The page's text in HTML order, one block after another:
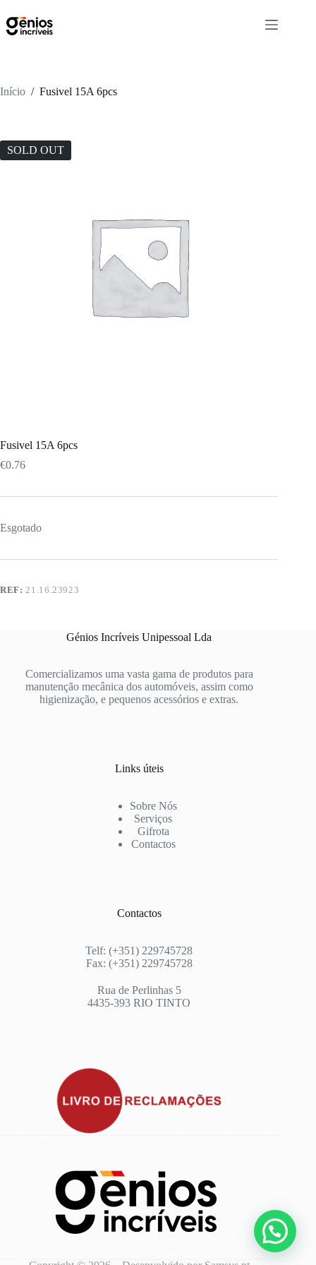
Início / Fusivel 15A 6pcs
SOLD OUT
Fusivel 15A 6pcs
€0.76
Esgotado
REF: 21.16.23923
Génios Incríveis Unipessoal Lda
Comercializamos uma vasta gama de produtos para
manutenção mecânica dos automóveis, assim como
higienização, e pequenos acessórios e extras.
Links úteis
Sobre Nós
Serviços
Gifrota
Contactos
Contactos
Telf: (+351) 229745728
Fax: (+351) 229745728
Rua de Perlinhas 5
4435-393 RIO TINTO